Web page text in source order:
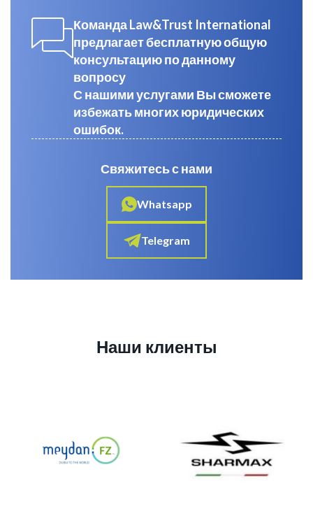
Команда Law&Trust International
предлагает бесплатную общую
консультацию по данному
вопросу
С нашими услугами Вы сможете
избежать многих юридических
ошибок.
Свяжитесь с нами
Whatsapp
Telegram
Наши клиенты